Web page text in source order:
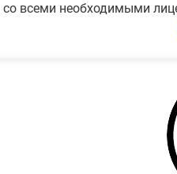
всеми необходимыми